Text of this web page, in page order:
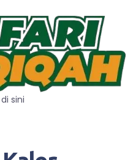
sini